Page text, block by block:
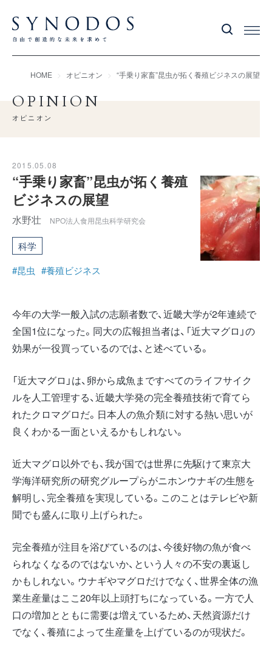
HOME オピニオン “手乗り家畜”昆虫が拓く養殖ビジネスの展望
OPINION
オピニオン
2015.05.08
“手乗り家畜”昆虫が拓く養殖
ビジネスの展望
水野壮 NPO法人食用昆虫科学研究会
科学
#昆虫 #養殖ビジネス
今年の大学一般入試の志願者数で、近畿大学が2年連続で
全国1位になった。同大の広報担当者は、「近大マグロ」の
効果が一役買っているのでは、と述べている。
「近大マグロ」は、卵から成魚まですべてのライフサイク
ルを人工管理する、近畿大学発の完全養殖技術で育てら
れたクロマグロだ。日本人の魚介類に対する熱い思いが
良くわかる一面といえるかもしれない。
近大マグロ以外でも、我が国では世界に先駆けて東京大
学海洋研究所の研究グループらがニホンウナギの生態を
解明し、完全養殖を実現している。このことはテレビや新
聞でも盛んに取り上げられた。
完全養殖が注目を浴びているのは、今後好物の魚が食べ
られなくなるのではないか、という人々の不安の裏返し
かもしれない。ウナギやマグロだけでなく、世界全体の漁
業生産量はここ20年以上頭打ちになっている。一方で人
口の増加とともに需要は増えているため、天然資源だけ
でなく、養殖によって生産量を上げているのが現状だ。